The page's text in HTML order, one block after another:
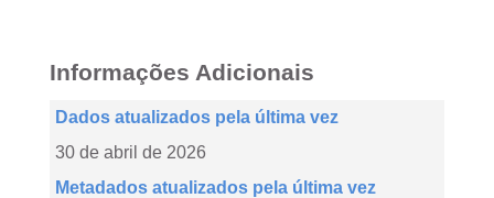
Informações Adicionais
Dados atualizados pela última vez
30 de abril de 2026
Metadados atualizados pela última vez